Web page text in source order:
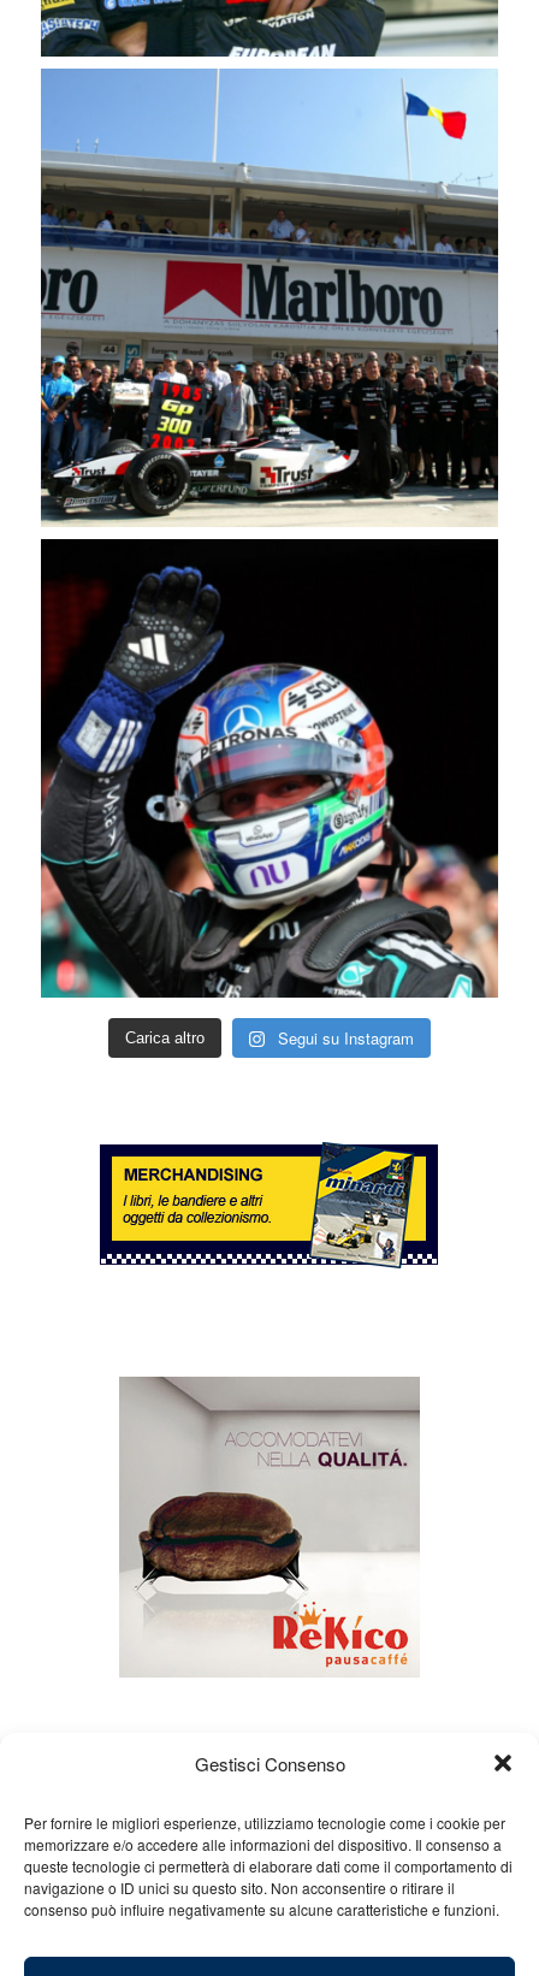
Gestisci Consenso
Per fornire le migliori esperienze, utilizziamo tecnologie come i cookie per
memorizzare e/o accedere alle informazioni del dispositivo. Il consenso a
queste tecnologie ci permetterà di elaborare dati come il comportamento di
navigazione o ID unici su questo sito. Non acconsentire o ritirare il
consenso può influire negativamente su alcune caratteristiche e funzioni.
Carica altro Segui su Instagram
Chi siamo Gian Carlo Minardi
Gear
Merchandising
Partners Contatti